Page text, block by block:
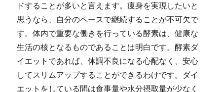
ドすることが多いと言えます。痩身を実現したいと
思うなら、自分のペースで継続することが不可欠で
す。体内で重要な働きを行っている酵素は、健康な
生活の核となるものであることは明白です。酵素ダ
イエットであれば、体調不良になる心配なく、安心
してスリムアップすることができるわけです。ダイ
エットをしている間は食事量や水分摂取量が少なく